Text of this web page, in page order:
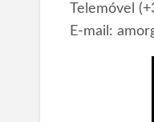
Telemóvel
E-mail: